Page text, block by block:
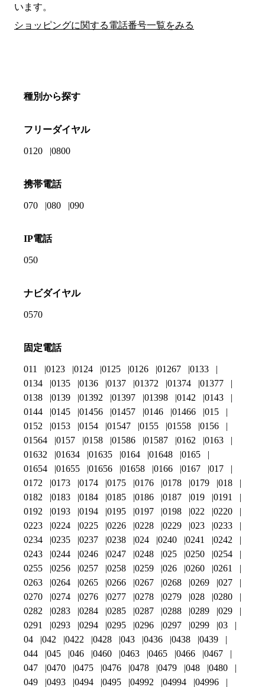
います。
ショッピングに関する電話番号一覧をみる
種別から探す
フリーダイヤル
0120 0800
携帯電話
070 080 090
IP電話
050
ナビダイヤル
0570
固定電話
011 0123 0124 0125 0126 01267
0133
0134
0135 0136 0137 01372 01374
01377
0138
0139 01392 01397 01398 0142
0143
0144
0145 01456 01457 0146 01466
015
0152
0153 0154 01547 0155 01558
0156
01564
0157 0158 01586 01587 0162
0163
01632
01634 01635 0164 01648
0165
01654
01655 01656 01658 0166 0167
017
0172
0173 0174 0175 0176 0178 0179
018
0182
0183 0184 0185 0186 0187 019
0191
0192
0193 0194 0195 0197 0198 022
0220
0223
0224 0225 0226 0228 0229 023
0233
0234
0235 0237 0238 024 0240 0241
0242
0243
0244 0246 0247 0248 025 0250
0254
0255
0256 0257 0258 0259 026 0260
0261
0263
0264 0265 0266 0267 0268 0269
027
0270
0274 0276 0277 0278 0279 028
0280
0282
0283 0284 0285 0287 0288 0289
029
0291
0293 0294 0295 0296 0297 0299
03
04
042 0422 0428 043 0436 0438
0439
044
045 046 0460 0463 0465 0466
0467
047
0470 0475 0476 0478 0479 048
0480
049
0493 0494 0495 04992 04994 04996